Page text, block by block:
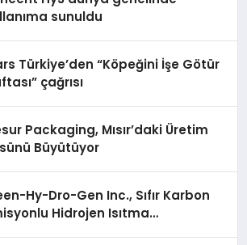
sunuldu
Türkiye’den “Köpeğini İşe Götür
çağrısı
Packaging, Mısır’daki Üretim
Büyütüyor
Hy-Dro-Gen Inc., Sıfır Karbon
Hidrojen Isıtma